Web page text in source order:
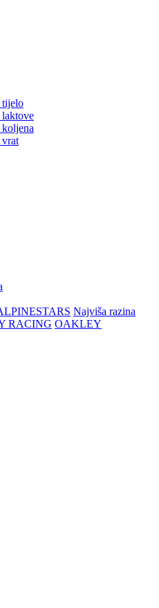
Najviša razina
RACING OAKLEY